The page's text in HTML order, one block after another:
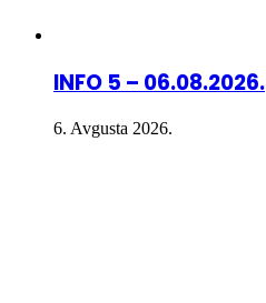
INFO 5 – 06.08.2026.
6. Avgusta 2026.